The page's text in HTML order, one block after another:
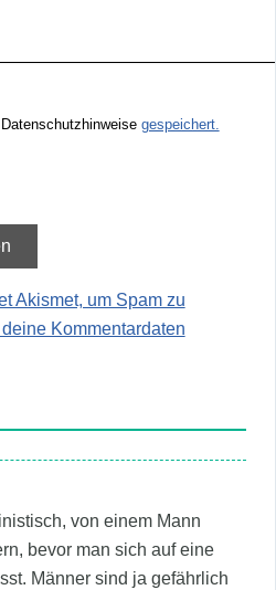
gespeichert.
Akismet, um Spam zu
Kommentardaten
von einem Mann
bevor man sich auf eine
Männer sind ja gefährlich